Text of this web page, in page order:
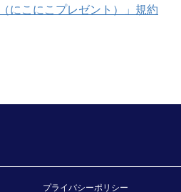
にこにこプレゼント）」規約
プライバシーポリシー